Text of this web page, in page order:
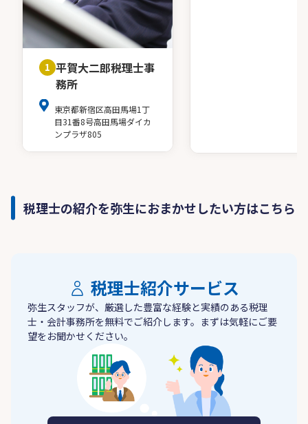
1 平賀大二郎税理士事
務所
東京都新宿区高田馬場1丁
目31番8号高田馬場ダイカ
ンプラザ805
税理士の紹介を弥生におまかせしたい方はこちら
税理士紹介サービス
弥生スタッフが、厳選した豊富な経験と実績のある税理
士・会計事務所を無料でご紹介します。まずは気軽にご要
望をお聞かせください。